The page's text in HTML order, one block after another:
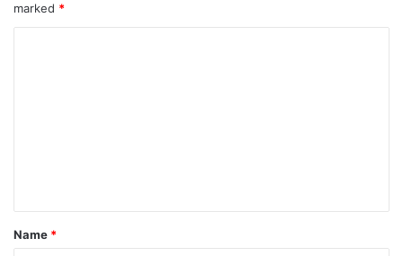
marked *
*
Name *